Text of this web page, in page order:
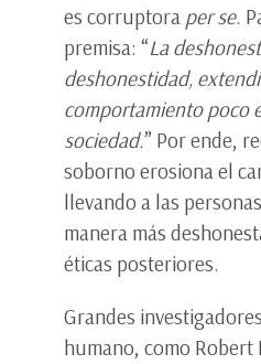
es corruptora per se.
premisa: “La
deshonestidad,
comportamiento poco
sociedad.” Por ende,
soborno erosiona el
llevando a las
manera más
éticas posteriores.
Grandes
humano, como Robert